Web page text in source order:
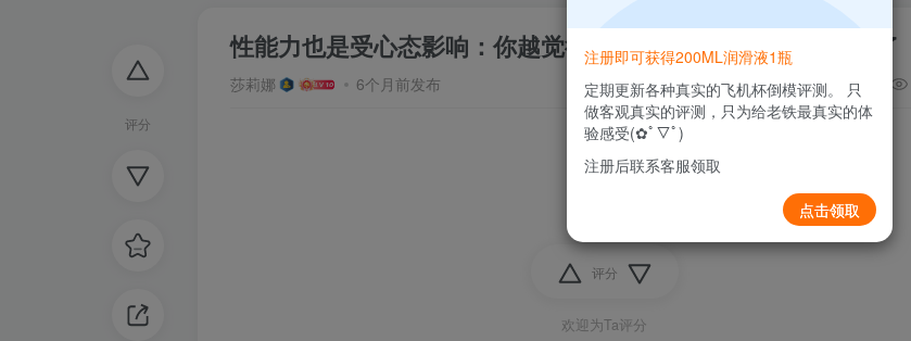
评分
性能力也是受心态影响：你越觉得他不行，他可能真的就不行了
莎莉娜 6个月前发布
评分
欢迎为Ta评分
注册即可获得200ML润滑液1瓶
定期更新各种真实的飞机杯倒模评测。 只
做客观真实的评测，只为给老铁最真实的体
验感受(✿ﾟ▽ﾟ)
注册后联系客服领取
点击领取